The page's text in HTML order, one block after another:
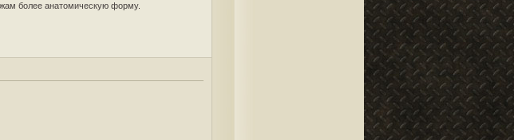
более анатомическую форму.